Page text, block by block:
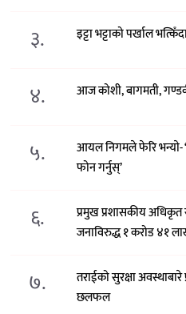
३. इट्टा भट्टाको पर्खाल
४. आज कोशी, बागमती,
५.
आयल निगमले फेरि भन्याे-
फोन गर्नुस्’
६.
प्रमुख प्रशासकीय अधिकृत
जनाविरुद्ध १ करोड ४१
७.
तराईको सुरक्षा अवस्थाबारे
छलफल